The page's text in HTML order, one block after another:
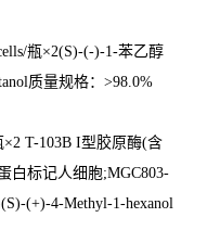
瓶×2(S)-(-)-1-苯乙醇
质量规格： >98.0%
×2 T-103B I型胶原酶(含
白标记人细胞;MGC803-
(+)-4-Methyl-1-hexanol